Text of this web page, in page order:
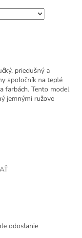
priedušný a
spoločník na teplé
farbách. Tento model
jemnými ružovo
odoslanie